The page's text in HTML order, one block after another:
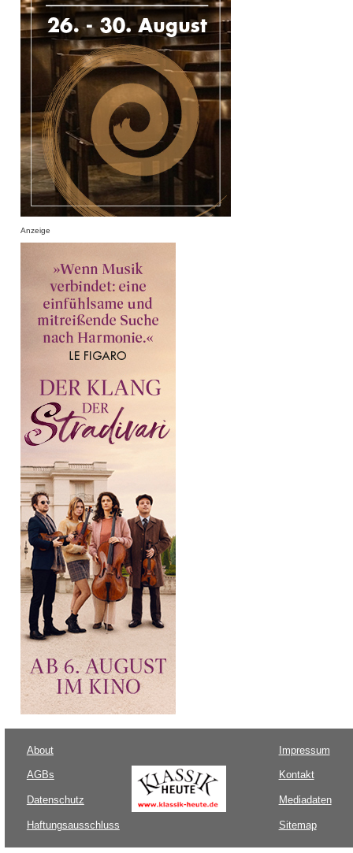
Anzeige
About
AGBs
Datenschutz
Haftungsausschluss
Impressum
Kontakt
Mediadaten
Sitemap